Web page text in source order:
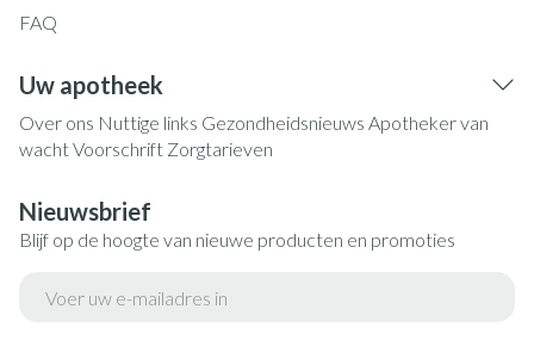
FAQ
Uw apotheek
Over ons Nuttige links Gezondheidsnieuws Apotheker van
wachtVoorschrift Zorgtarieven
Nieuwsbrief
Blijf op de hoogte van nieuwe producten en promoties